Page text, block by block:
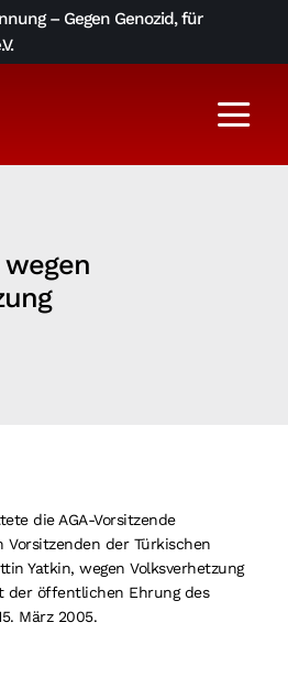
– Gegen Genozid, für
Über uns
die AGA-Vorsitzende
Vorsitzenden der Türkischen
Yatkin, wegen Volksverhetzung
der öffentlichen Ehrung des
März 2005.